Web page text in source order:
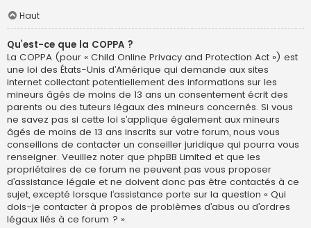
Haut
Qu’est-ce que la COPPA ?
La COPPA (pour « Child Online Privacy and Protection Act ») est
une loi des États-Unis d’Amérique qui demande aux sites
internet collectant potentiellement des informations sur les
mineurs âgés de moins de 13 ans un consentement écrit des
parents ou des tuteurs légaux des mineurs concernés. Si vous
ne savez pas si cette loi s’applique également aux mineurs
âgés de moins de 13 ans inscrits sur votre forum, nous vous
conseillons de contacter un conseiller juridique qui pourra vous
renseigner. Veuillez noter que phpBB Limited et que les
propriétaires de ce forum ne peuvent pas vous proposer
d’assistance légale et ne doivent donc pas être contactés à ce
sujet, excepté lorsque l’assistance porte sur la question « Qui
dois-je contacter à propos de problèmes d’abus ou d’ordres
légaux liés à ce forum ? ».